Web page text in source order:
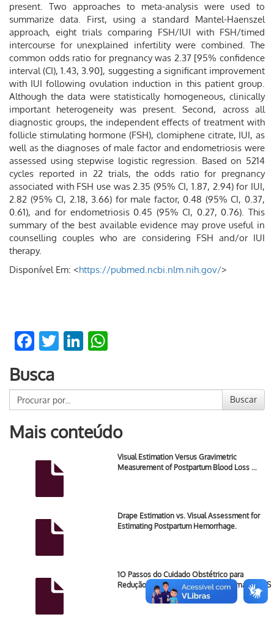
present. Two approaches to meta-analysis were used to
summarize data. First, using a standard Mantel-Haenszel
approach, eight trials comparing FSH/IUI with FSH/timed
intercourse for unexplained infertility were combined. The
common odds ratio for pregnancy was 2.37 [95% confidence
interval (CI), 1.43, 3.90], suggesting a significant improvement
with IUI following ovulation induction in this patient group.
Although the data were statistically homogeneous, clinically
important heterogeneity was present. Second, across all
diagnostic groups, the independent effects of treatment with
follicle stimulating hormone (FSH), clomiphene citrate, IUI, as
well as the diagnoses of male factor and endometriosis were
assessed using stepwise logistic regression. Based on 5214
cycles reported in 22 trials, the odds ratio for pregnancy
associated with FSH use was 2.35 (95% CI, 1.87, 2.94) for IUI,
2.82 (95% CI, 2.18, 3.66) for male factor, 0.48 (95% CI, 0.37,
0.61), and for endometriosis 0.45 (95% CI, 0.27, 0.76). This
summary of the best available evidence may prove useful in
counselling couples who are considering FSH and/or IUI
therapy.
Disponível Em: <https://pubmed.ncbi.nlm.nih.gov/>
Facebook
TwitterLinkedIn
Busca
Buscar
Mais conteúdo
Visual Estimation Versus Gravimetric
Measurement of Postpartum Blood Loss …
Drape Estimation vs. Visual Assessment for
Estimating Postpartum Hemorrhage.
1O Passos do Cuidado Obstétrico para
Redução da Morbimortalidade Materna na APS